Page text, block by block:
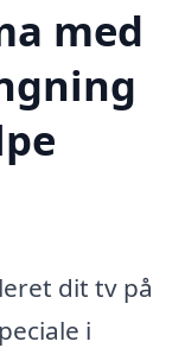
med
dit tv på
i